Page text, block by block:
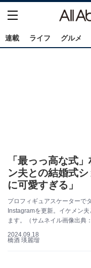
連載 ライフ グルメ
「最っっ高な式
ン夫との結婚式
に可愛すぎる」
プロフィギュアスケーターで
Instagramを更新。イケメン
ます。（サムネイル画像出典
2024.09.18
橋酒 瑛麗瑠